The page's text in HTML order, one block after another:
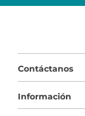
Contáctanos
Información